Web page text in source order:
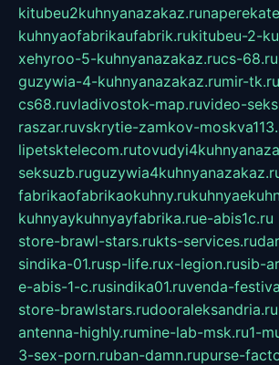
kitubeu2kuhnyanazakaz.ru
kuhnyaofabrikaufabrik.rukitubeu-2-
xehyroo-5-kuhnyanazakaz.rucs-68.ru
guzywia-4-kuhnyanazakaz.rumir-tk.ru
cs68.ruvladivostok-map.ruvideo-
raszar.ruvskrytie-zamkov-
lipetsktelecom.ru
seksuzb.ru
fabrikaofabrikaokuhny.ru
kuhnyaykuhnyayfabrika.rue-abis1c.ru
store-brawl-stars.rukts-services.ru
sindika-01.rusp-life.rux-legion.rusib-
e-abis-1-c.rusindika01.ruvenda-
store-brawlstars.rudooraleksandria.ru
antenna-highly.rumine-lab-msk.ru1-
3-sex-porn.ruban-damn.rupurse-